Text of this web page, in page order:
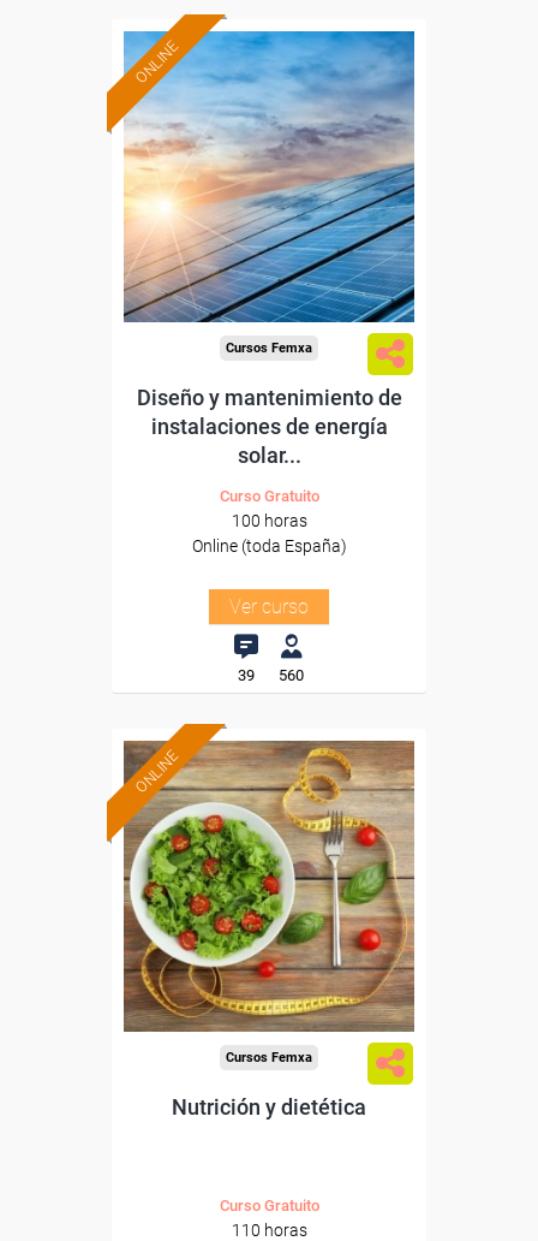
ONLINE
Formación 100%
subvencionada.
Para desempleados,
trabajadores y autónomos.
Sector
-Metal.
Cursos Femxa
Diseño y mantenimiento de
instalaciones de energía
solar...
Curso Gratuito
100 horas
Online (toda España)
Ver curso
39 560
ONLINE
Formación 100%
subvencionada.
Para desempleados,
trabajadores y autónomos.
Sector
-Hosteleria y Turismo.
Cursos Femxa
Nutrición y dietética
Curso Gratuito
110 horas